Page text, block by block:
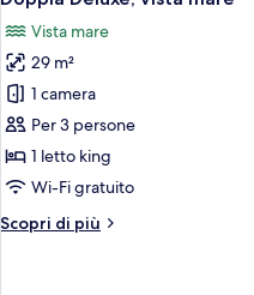
tutte
le
foto
per
Doppia
Deluxe,
vista
Vista mare
29 m²
1 camera
Per 3 persone
1 letto king
Wi-Fi gratuito
Scopri di più
Altri